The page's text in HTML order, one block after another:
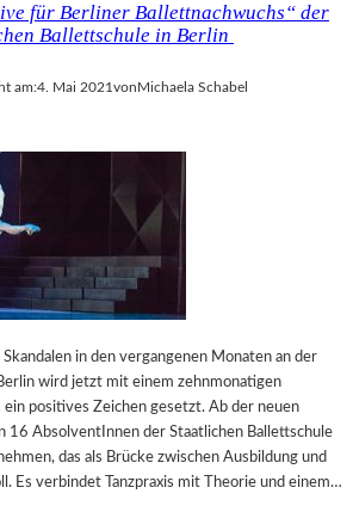
für Berliner Ballettnachwuchs“ der
Ballettschule in Berlin
am:4. Mai 2021 von Michaela Schabel
in den vergangenen Monaten an der
wird jetzt mit einem zehnmonatigen
positives Zeichen gesetzt. Ab der neuen
16 AbsolventInnen der Staatlichen Ballettschule
das als Brücke zwischen Ausbildung und
Es verbindet Tanzpraxis mit Theorie und einem…